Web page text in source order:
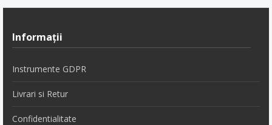
Informaţii
Instrumente GDPR
Livrari si Retur
Confidentialitate